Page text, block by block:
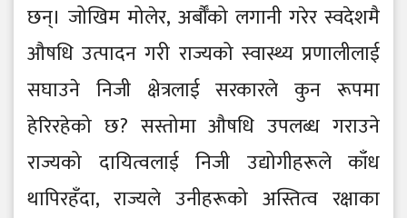
छन्। जोखिम मोलेर, अर्बौँको लगानी गरेर स्वदेशमै
औषधि उत्पादन गरी राज्यको स्वास्थ्य प्रणालीलाई
सघाउने निजी क्षेत्रलाई सरकारले कुन रूपमा
हेरिरहेको छ? सस्तोमा औषधि उपलब्ध गराउने
राज्यको दायित्वलाई निजी उद्योगीहरूले काँध
थापिरहँदा, राज्यले उनीहरूको अस्तित्व रक्षाका